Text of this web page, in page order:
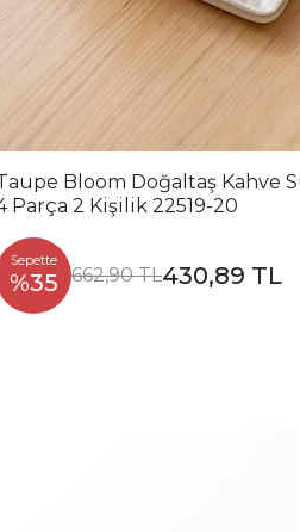
Bloom Doğaltaş Kahve
Parça 2 Kişilik 22519-20
Sepette
%35 662,90 TL430,89 TL